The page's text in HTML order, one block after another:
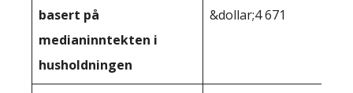
basert på
medianinntekten i
husholdningen
&dollar;4 671